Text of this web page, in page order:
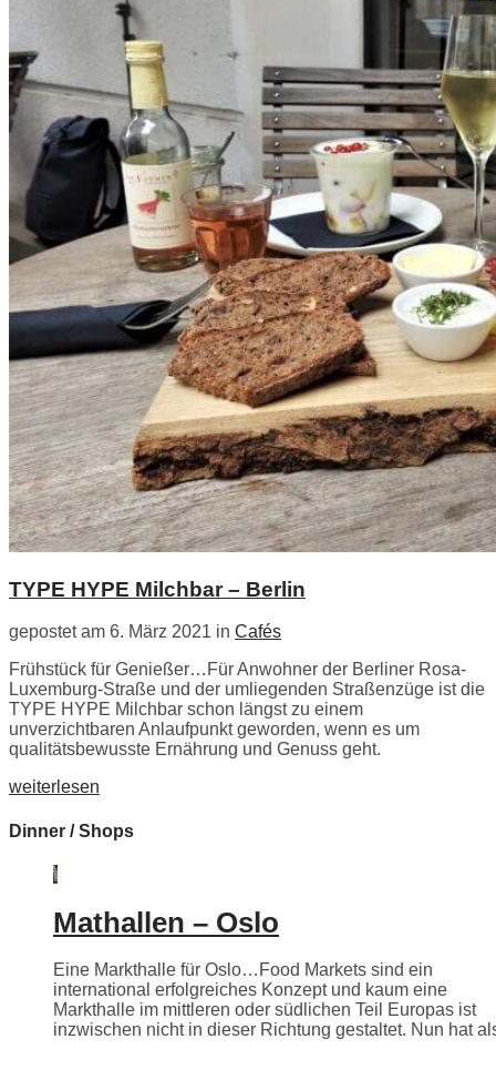
TYPE HYPE Milchbar – Berlin
gepostet am 6. März 2021 in Cafés
Frühstück für Genießer…Für Anwohner der Berliner Rosa-
Luxemburg-Straße und der umliegenden Straßenzüge ist die
TYPE HYPE Milchbar schon längst zu einem
unverzichtbaren Anlaufpunkt geworden, wenn es um
qualitätsbewusste Ernährung und Genuss geht.
weiterlesen
Dinner / Shops
Mathallen – Oslo
Eine Markthalle für Oslo…Food Markets sind ein
international erfolgreiches Konzept und kaum eine
Markthalle im mittleren oder südlichen Teil Europas ist
inzwischen nicht in dieser Richtung gestaltet. Nun hat